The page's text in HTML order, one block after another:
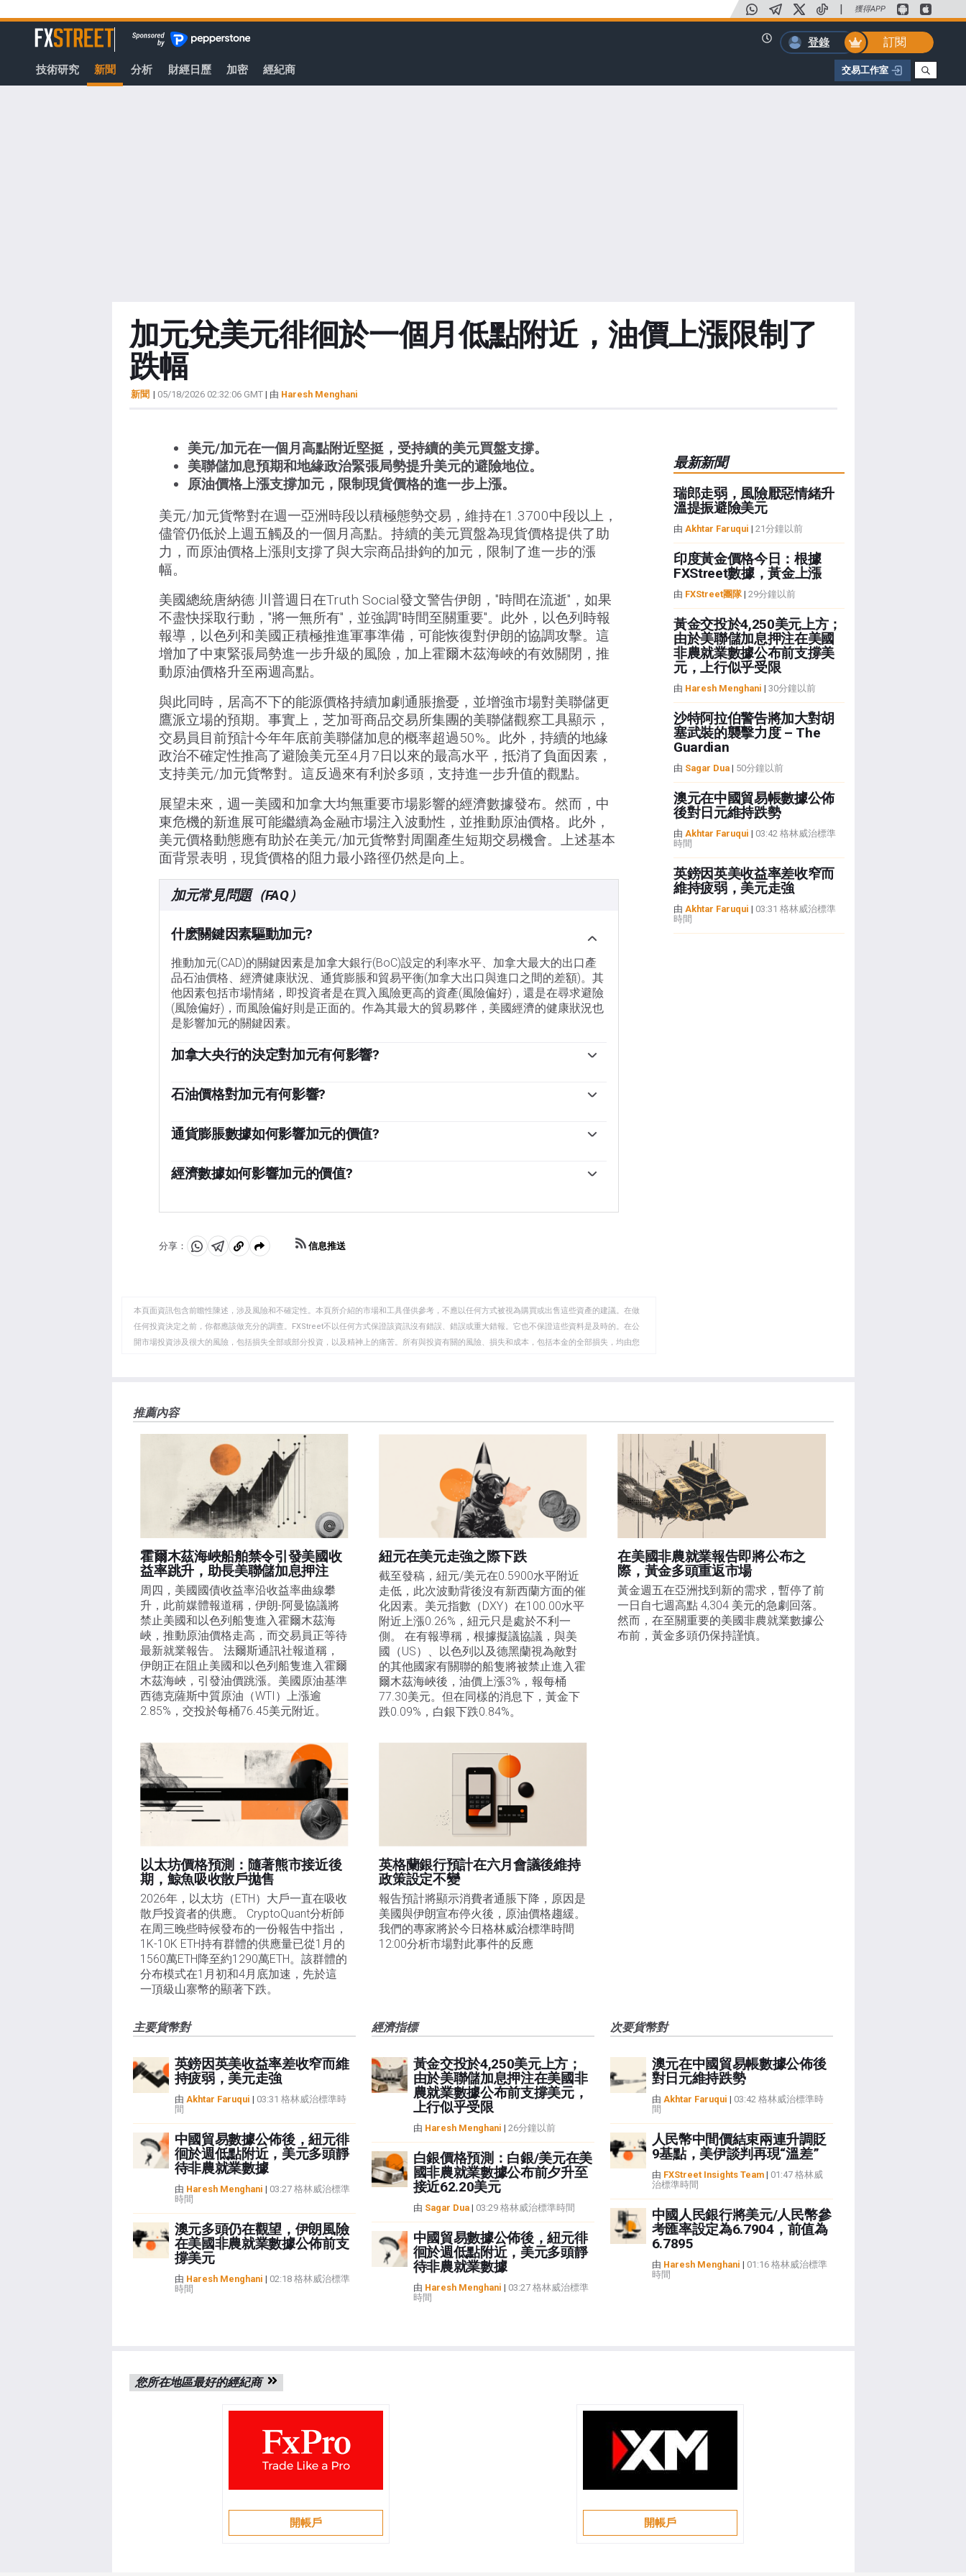
至
容
| 獲得APP
FXStreet
登錄
訂閱
技術研究 新聞 分析 財經日歷 加密 經紀商 交易工作室
加元兌美元徘徊於一個月低點附近，油價上漲限制了
跌幅
新聞 | 05/18/2026 02:32:06 GMT| 由 Haresh Menghani
美元/加元在一個月高點附近堅挺，受持續的美元買盤支撐。
美聯儲加息預期和地緣政治緊張局勢提升美元的避險地位。
原油價格上漲支撐加元，限制現貨價格的進一步上漲。
美元/加元貨幣對在週一亞洲時段以積極態勢交易，維持在1.3700中段以上，
儘管仍低於上週五觸及的一個月高點。持續的美元買盤為現貨價格提供了助
力，而原油價格上漲則支撐了與大宗商品掛鉤的加元，限制了進一步的漲
幅。
美國總統唐納德·川普週日在Truth Social發文警告伊朗，"時間在流逝"，如果
不盡快採取行動，"將一無所有"，並強調"時間至關重要"。此外，以色列時報
報導，以色列和美國正積極推進軍事準備，可能恢復對伊朗的協調攻擊。這
增加了中東緊張局勢進一步升級的風險，加上霍爾木茲海峽的有效關閉，推
動原油價格升至兩週高點。
與此同時，居高不下的能源價格持續加劇通脹擔憂，並增強市場對美聯儲更
鷹派立場的預期。事實上，芝加哥商品交易所集團的美聯儲觀察工具顯示，
交易員目前預計今年年底前美聯儲加息的概率超過50%。此外，持續的地緣
政治不確定性推高了避險美元至4月7日以來的最高水平，抵消了負面因素，
支持美元/加元貨幣對。這反過來有利於多頭，支持進一步升值的觀點。
展望未來，週一美國和加拿大均無重要市場影響的經濟數據發布。然而，中
東危機的新進展可能繼續為金融市場注入波動性，並推動原油價格。此外，
美元價格動態應有助於在美元/加元貨幣對周圍產生短期交易機會。上述基本
面背景表明，現貨價格的阻力最小路徑仍然是向上。
加元常見問題（FAQ）
什麽關鍵因素驅動加元?
推動加元(CAD)的關鍵因素是加拿大銀行(BoC)設定的利率水平、加拿大最大的出口產
品石油價格、經濟健康狀況、通貨膨脹和貿易平衡(加拿大出口與進口之間的差額)。其
他因素包括市場情緒，即投資者是在買入風險更高的資產(風險偏好)，還是在尋求避險
(風險偏好)，而風險偏好則是正面的。作為其最大的貿易夥伴，美國經濟的健康狀況也
是影響加元的關鍵因素。
加拿大央行的決定對加元有何影響?
到每個人的利率水平。加拿大央行的主要目標是通過上調或下調利率，將通貨膨脹率
縮政策來影響信貸狀況，前者對加元不利，後者對加元有利。
石油價格對加元有何影響?
價格往往對加元價值產生直接影響。一般來說，如果油價上漲，加元也會上漲，因為
易順差的可能性更大，這也支持加元。
通貨膨脹數據如何影響加元的價值?
代，隨著跨境資本管製的放松，情況實際上正好相反。較高的通貨膨脹率往往會導致
經濟數據如何影響加元的價值?
和服務業pmi、就業和消費者信心調查等指標都能影響加元的走勢。強勁的經濟對加元
致貨幣走強。然而，如果經濟數據疲弱，加元可能會下跌。
分享：
分
WhatsApp
分
Telegram
複
剪
貼
板
信息推送
本頁面資訊包含前瞻性陳述，涉及風險和不確定性。本頁所介紹的市場和工具僅供參考，不應以任何方式被視為購買或出售這些資產的建議。在做
任何投資決定之前，你都應該做充分的調查。FXStreet不以任何方式保證該資訊沒有錯誤、錯誤或重大錯報。它也不保證這些資料是及時的。在公
開市場投資涉及很大的風險，包括損失全部或部分投資，以及精神上的痛苦。所有與投資有關的風險、損失和成本，包括本金的全部損失，均由您
FXStreet和作者不提供個性化的建議。作者對該資訊的準確性、完整性或適用性不作任何陳述。FXStreet和作者將不承擔任何錯誤，遺漏或任何損
失，傷害或損害由此資訊及其顯示或使用引起的。錯誤和遺漏除外。本文作者和FXStreet並非註冊投資顧問，本文內容無意提供任何投資建議。
最新新聞
瑞郎走弱，風險厭惡情緒升
溫提振避險美元
由 Akhtar Faruqui | 21分鐘以前
印度黃金價格今日：根據
FXStreet數據，黃金上漲
由 FXStreet團隊| 29分鐘以前
黃金交投於4,250美元上方；
由於美聯儲加息押注在美國
非農就業數據公布前支撐美
元，上行似乎受限
由 Haresh Menghani | 30分鐘以前
沙特阿拉伯警告將加大對胡
塞武裝的襲擊力度 – The
Guardian
由 Sagar Dua| 50分鐘以前
澳元在中國貿易帳數據公佈
後對日元維持跌勢
由 Akhtar Faruqui | 03:42 格林威治標準
時間
英鎊因英美收益率差收窄而
維持疲弱，美元走強
由 Akhtar Faruqui | 03:31 格林威治標準
時間
推薦內容
霍爾木茲海峽船舶禁令引發美國收
益率跳升，助長美聯儲加息押注
周四，美國國債收益率沿收益率曲線攀
升，此前媒體報道稱，伊朗-阿曼協議將
禁止美國和以色列船隻進入霍爾木茲海
峽，推動原油價格走高，而交易員正等待
最新就業報告。 法爾斯通訊社報道稱，
伊朗正在阻止美國和以色列船隻進入霍爾
木茲海峽，引發油價跳漲。美國原油基準
西德克薩斯中質原油（WTI）上漲逾
2.85%，交投於每桶76.45美元附近。
紐元在美元走強之際下跌
截至發稿，紐元/美元在0.5900水平附近
走低，此次波動背後沒有新西蘭方面的催
化因素。美元指數（DXY）在100.00水平
附近上漲0.26%，紐元只是處於不利一
側。 在有報導稱，根據擬議協議，與美
國（US）、以色列以及德黑蘭視為敵對
的其他國家有關聯的船隻將被禁止進入霍
爾木茲海峽後，油價上漲3%，報每桶
77.30美元。但在同樣的消息下，黃金下
跌0.09%，白銀下跌0.84%。
在美國非農就業報告即將公布之
際，黃金多頭重返市場
黃金週五在亞洲找到新的需求，暫停了前
一日自七週高點 4,304 美元的急劇回落。
然而，在至關重要的美國非農就業數據公
布前，黃金多頭仍保持謹慎。
以太坊價格預測：隨著熊市接近後
期，鯨魚吸收散戶拋售​
2026年，以太坊（ETH）大戶一直在吸收
散戶投資者的供應。 CryptoQuant分析師
在周三晚些時候發布的一份報告中指出，
1K-10K ETH持有群體的供應量已從1月的
1560萬ETH降至約1290萬ETH。該群體的
分布模式在1月初和4月底加速，先於這
一頂級山寨幣的顯著下跌。
英格蘭銀行預計在六月會議後維持
政策設定不變
報告預計將顯示消費者通脹下降，原因是
美國與伊朗宣布停火後，原油價格趨緩。
我們的專家將於今日格林威治標準時間
12:00分析市場對此事件的反應
主要貨幣對
英鎊因英美收益率差收窄而維
持疲弱，美元走強
由 Akhtar Faruqui | 03:31 格林威治標準時
間
中國貿易數據公佈後，紐元徘
徊於週低點附近，美元多頭靜
待非農就業數據
由 Haresh Menghani | 03:27 格林威治標準
時間
澳元多頭仍在觀望，伊朗風險
在美國非農就業數據公佈前支
撐美元
由 Haresh Menghani | 02:18 格林威治標準
時間
經濟指標
黃金交投於4,250美元上方；
由於美聯儲加息押注在美國非
農就業數據公布前支撐美元，
上行似乎受限
由 Haresh Menghani | 26分鐘以前
白銀價格預測：白銀/美元在美
國非農就業數據公布前夕升至
接近62.20美元
由 Sagar Dua| 03:29 格林威治標準時間
中國貿易數據公佈後，紐元徘
徊於週低點附近，美元多頭靜
待非農就業數據
由 Haresh Menghani | 03:27 格林威治標準
時間
次要貨幣對
澳元在中國貿易帳數據公佈後
對日元維持跌勢
由 Akhtar Faruqui | 03:42 格林威治標準時
間
人民幣中間價結束兩連升調貶
9基點，美伊談判再現“溫差”
由 FXStreet Insights Team| 01:47 格林威
治標準時間
中國人民銀行將美元/人民幣參
考匯率設定為6.7904，前值為
6.7895
由 Haresh Menghani | 01:16 格林威治標準
時間
您所在地區最好的經紀商
開帳戶 開帳戶